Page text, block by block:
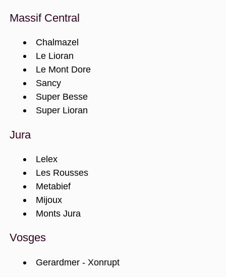
Massif Central
Chalmazel
Le Lioran
Le Mont Dore
Sancy
Super Besse
Super Lioran
Jura
Lelex
Les Rousses
Metabief
Mijoux
Monts Jura
Vosges
Gerardmer - Xonrupt